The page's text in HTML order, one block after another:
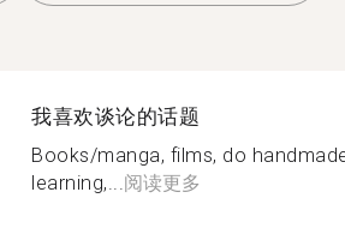
我喜欢谈论的话题
Books/manga, films, do
learning,...阅读更多